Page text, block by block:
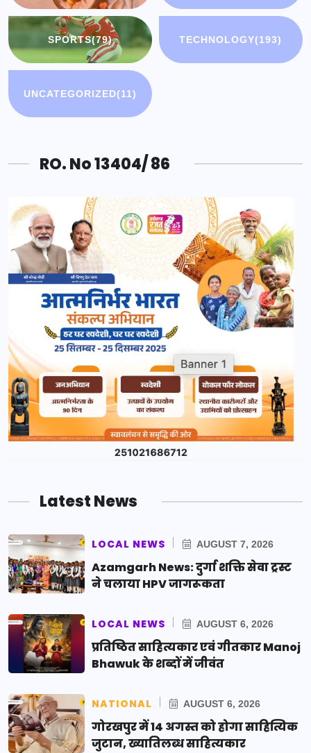
SPORTS(79) TECHNOLOGY(193)
UNCATEGORIZED(11)
RO. No 13404/ 86
Latest News
LOCAL NEWS AUGUST 7, 2026
Azamgarh News: दुर्गा शक्ति सेवा ट्रस्ट
ने चलाया HPV जागरूकता
LOCAL NEWS AUGUST 6, 2026
प्रतिष्ठित साहित्यकार एवं गीतकार Manoj
Bhawuk के शब्दों में जीवंत
NATIONAL AUGUST 6, 2026
गोरखपुर में 14 अगस्त को होगा साहित्यिक
जुटान, ख्यातिलब्ध साहित्यकार